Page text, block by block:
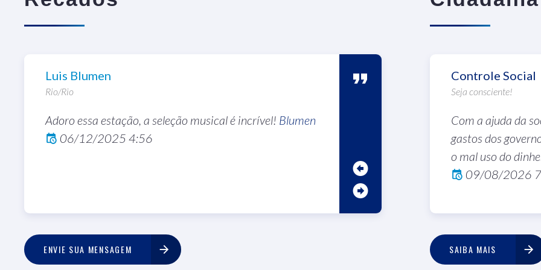
Luis Blumen
Rio/Rio
Adoro essa estação, a seleção musical é incrível! Blumen
06/12/2025 4:56
Jorge
Obrigado por este canal incrível!Jorge
cheio de conteúdo útil e inspirador.
esforço e dedicação de vocês,
trabalho maravilhoso!
09/09/2025 3:24
ENVIE SUA MENSAGEM
conscientizar crianças
um tem na construção
Uma gestão pública transparente permite à sociedade
Controle Social
Seja consciente!
Com a ajuda da
gastos dos
o mal uso do
09/08/2026
SAIBA MAIS